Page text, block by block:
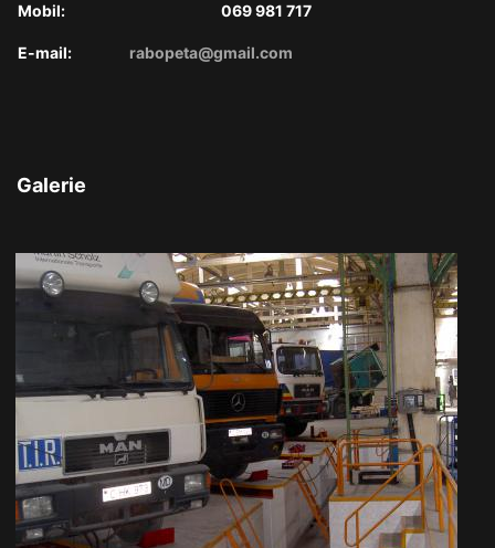
Mobil: 069 981 717
E-mail: rabopeta@gmail.com
Galerie